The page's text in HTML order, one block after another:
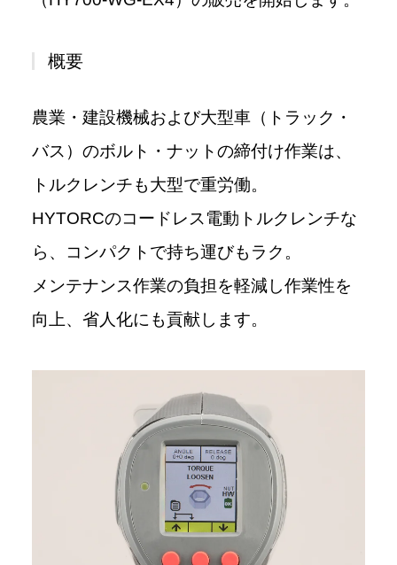
概要
農業・建設機械および大型車（トラック・
バス）のボルト・ナットの締付け作業は、
トルクレンチも大型で重労働。
HYTORCのコードレス電動トルクレンチな
ら、コンパクトで持ち運びもラク。
メンテナンス作業の負担を軽減し作業性を
向上、省人化にも貢献します。